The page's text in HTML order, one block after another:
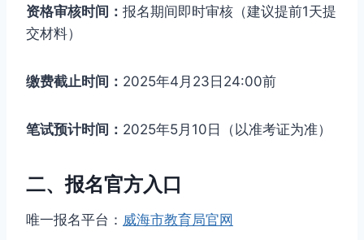
资格审核时间： 报名期间即时审核（建议提前1天提
交材料）
缴费截止时间： 2025年4月23日24:00前
笔试预计时间： 2025年5月10日（以准考证为准）
二、报名官方入口
唯一报名平台： 威海市教育局官网